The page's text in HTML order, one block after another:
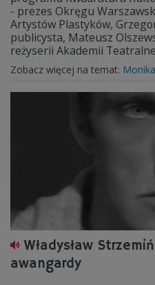
- prezes Okręgu
Artystów Plastyków,
publicysta, Mateusz
reżyserii Akademii
Zobacz więcej na temat:
Władysław
awangardy